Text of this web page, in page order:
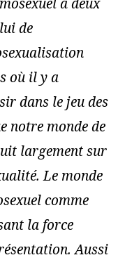
a deux
de
où il y a
dans le jeu des
notre monde de
largement sur
Le monde
comme
la force
Aussi